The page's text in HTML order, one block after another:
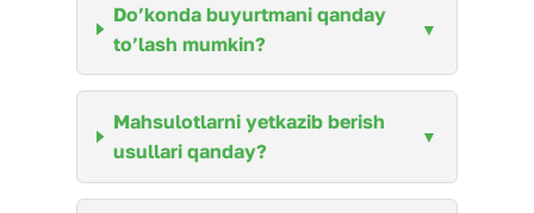
Do’konda buyurtmani qanday
to’lash mumkin?
Mahsulotlarni yetkazib berish
usullari qanday?